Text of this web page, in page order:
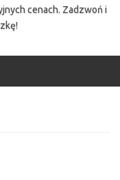
cenach. Zadzwoń i